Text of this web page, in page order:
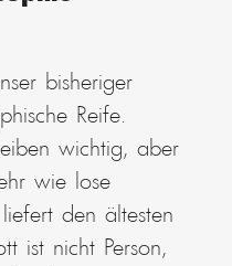
bisheriger
Reife.
wichtig, aber
wie lose
den ältesten
ist nicht Person,